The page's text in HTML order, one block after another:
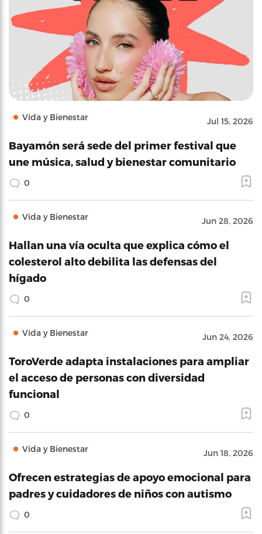
Vida y Bienestar Jul 15, 2026
Bayamón será sede del primer festival que
une música, salud y bienestar comunitario
0
Vida y Bienestar Jun 28, 2026
Hallan una vía oculta que explica cómo el
colesterol alto debilita las defensas del
hígado
0
Vida y Bienestar Jun 24, 2026
ToroVerde adapta instalaciones para ampliar
el acceso de personas con diversidad
funcional
0
Vida y Bienestar Jun 18, 2026
Ofrecen estrategias de apoyo emocional para
padres y cuidadores de niños con autismo
0